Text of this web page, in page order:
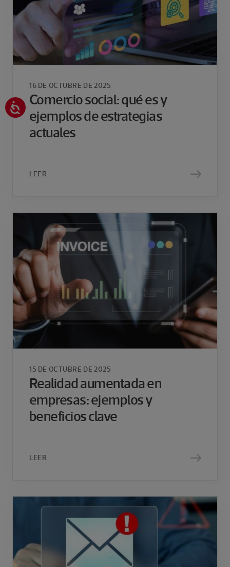
16 DE OCTUBRE DE 2025
Comercio social: qué es y
ejemplos de estrategias
actuales
LEER
15 DE OCTUBRE DE 2025
Realidad aumentada en
empresas: ejemplos y
beneficios clave
LEER